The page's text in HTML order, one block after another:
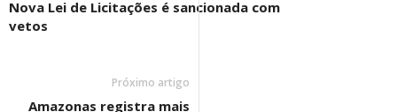
Nova Lei de Licitações é sancionada com
vetos
Próximo artigo
Amazonas registra mais